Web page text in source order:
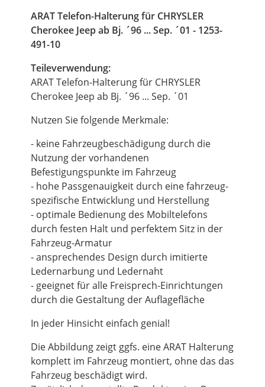
ARAT Telefon-Halterung für CHRYSLER
Cherokee Jeep ab Bj. ´96 ... Sep. ´01 - 1253-
491-10
Teileverwendung:
ARAT Telefon-Halterung für CHRYSLER
Cherokee Jeep ab Bj. ´96 ... Sep. ´01
Nutzen Sie folgende Merkmale:
- keine Fahrzeugbeschädigung durch die
Nutzung der vorhandenen
Befestigungspunkte im Fahrzeug
- hohe Passgenauigkeit durch eine fahrzeug-
spezifische Entwicklung und Herstellung
- optimale Bedienung des Mobiltelefons
durch festen Halt und perfektem Sitz in der
Fahrzeug-Armatur
- ansprechendes Design durch imitierte
Ledernarbung und Ledernaht
- geeignet für alle Freisprech-Einrichtungen
durch die Gestaltung der Auflagefläche
In jeder Hinsicht einfach genial!
Die Abbildung zeigt ggfs. eine ARAT Halterung
komplett im Fahrzeug montiert, ohne das das
Fahrzeug beschädigt wird.